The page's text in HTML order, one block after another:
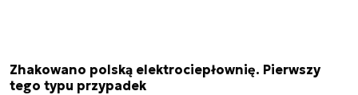
Zhakowano polską elektrociepłownię. Pierwszy
tego typu przypadek